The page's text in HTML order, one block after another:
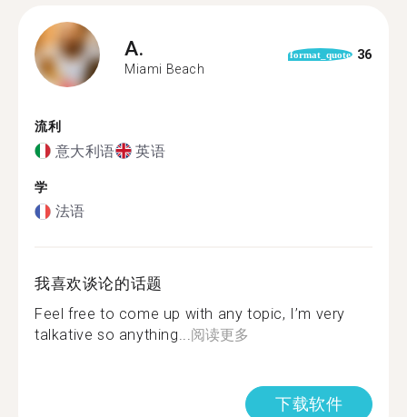
A.
Miami Beach
format_quote 36
流利
意大利语 英语
学
法语
我喜欢谈论的话题
Feel free to come up with any topic, I’m very
talkative so anything...阅读更多
下载软件